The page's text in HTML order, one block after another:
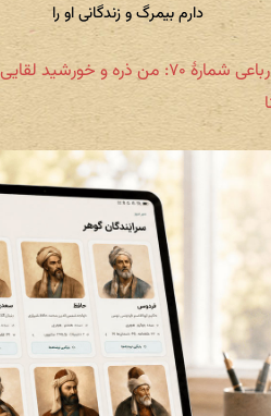
دارم بیمرگ و زندگانی او را
رباعی شمارهٔ ۷۰: من ذره و خورشید لقایی تو مرا